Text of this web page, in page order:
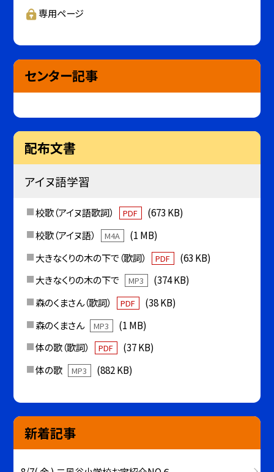
専用ページ
センター記事
配布文書
アイヌ語学習
校歌（アイヌ語歌詞） PDF
(673 KB)
校歌（アイヌ語）
M4A
(1 MB)
大きなくりの木の下で（歌詞）
PDF
(63 KB)
大きなくりの木の下で
MP3
(374 KB)
森のくまさん（歌詞）
PDF
(38 KB)
森のくまさん
MP3
(1 MB)
体の歌（歌詞）
PDF
(37 KB)
体の歌
MP3 (882 KB)
新着記事